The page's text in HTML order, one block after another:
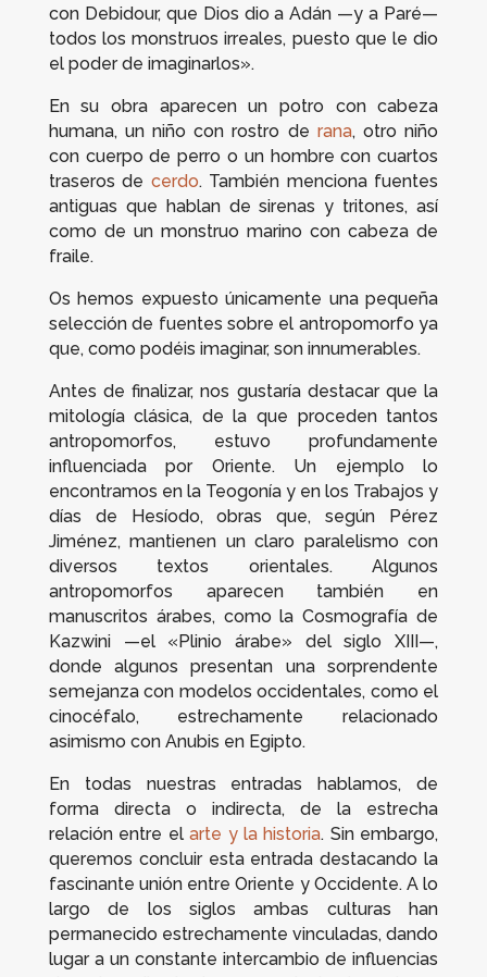
con Debidour, que Dios dio a Adán —y a Paré—
todos los monstruos irreales, puesto que le dio
el poder de imaginarlos».
En su obra aparecen un potro con cabeza
humana, un niño con rostro de rana, otro niño
con cuerpo de perro o un hombre con cuartos
traseros de cerdo. También menciona fuentes
antiguas que hablan de sirenas y tritones, así
como de un monstruo marino con cabeza de
fraile.
Os hemos expuesto únicamente una pequeña
selección de fuentes sobre el antropomorfo ya
que, como podéis imaginar, son innumerables.
Antes de finalizar, nos gustaría destacar que la
mitología clásica, de la que proceden tantos
antropomorfos, estuvo profundamente
influenciada por Oriente. Un ejemplo lo
encontramos en la Teogoníay en los Trabajos y
días de Hesíodo, obras que, según Pérez
Jiménez, mantienen un claro paralelismo con
diversos textos orientales. Algunos
antropomorfos aparecen también en
manuscritos árabes, como laCosmografía de
Kazwini —el «Plinio árabe» del siglo XIII—,
donde algunos presentan una sorprendente
semejanza con modelos occidentales, como el
cinocéfalo, estrechamente relacionado
asimismo con Anubis en Egipto.
En todas nuestras entradas hablamos, de
forma directa o indirecta, de la estrecha
relación entre elarte y la historia. Sin embargo,
queremos concluir esta entrada destacando la
fascinante unión entre Oriente y Occidente. A lo
largo de los siglos ambas culturas han
permanecido estrechamente vinculadas, dando
lugar a un constante intercambio de influencias